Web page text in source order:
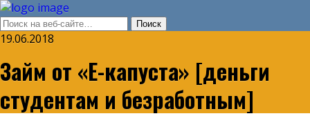
19.06.2018
Займ от «Е-капуста» [деньги
студентам и безработным]